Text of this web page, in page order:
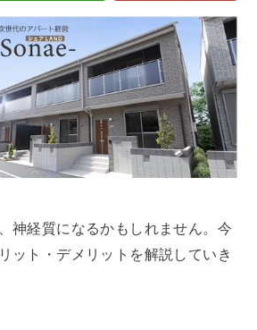
神経質になるかもしれません。今
ット・デメリットを解説していき